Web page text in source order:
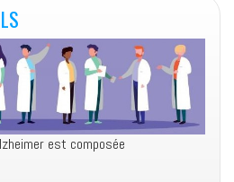
est composée